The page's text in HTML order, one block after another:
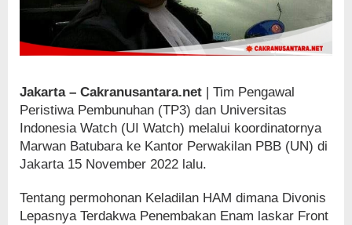
Jakarta – Cakranusantara.net | Tim Pengawal
Peristiwa Pembunuhan (TP3) dan Universitas
Indonesia Watch (UI Watch) melalui koordinatornya
Marwan Batubara ke Kantor Perwakilan PBB (UN) di
Jakarta 15 November 2022 lalu.
Tentang permohonan Keladilan HAM dimana Divonis
Lepasnya Terdakwa Penembakan Enam laskar Front